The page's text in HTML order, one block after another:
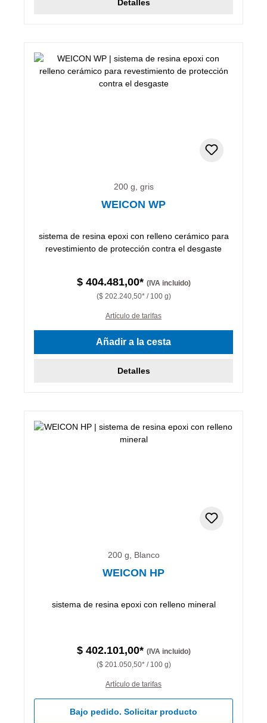
Detalles
200 g, gris
WEICON WP
sistema de resina epoxi con relleno cerámico para
revestimiento de protección contra el desgaste
$ 404.481,00* (IVA incluido)
($ 202.240,50* / 100 g)
Artículo de tarifas
Añadir a la cesta
Detalles
200 g, Blanco
WEICON HP
sistema de resina epoxi con relleno mineral
$ 402.101,00* (IVA incluido)
($ 201.050,50* / 100 g)
Artículo de tarifas
Bajo pedido. Solicitar producto